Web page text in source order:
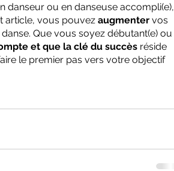
danseur ou en danseuse accompli(e),
article, vous pouvez augmenter vos
Que vous soyez débutant(e) ou
et que la clé du succès réside
le premier pas vers votre objectif